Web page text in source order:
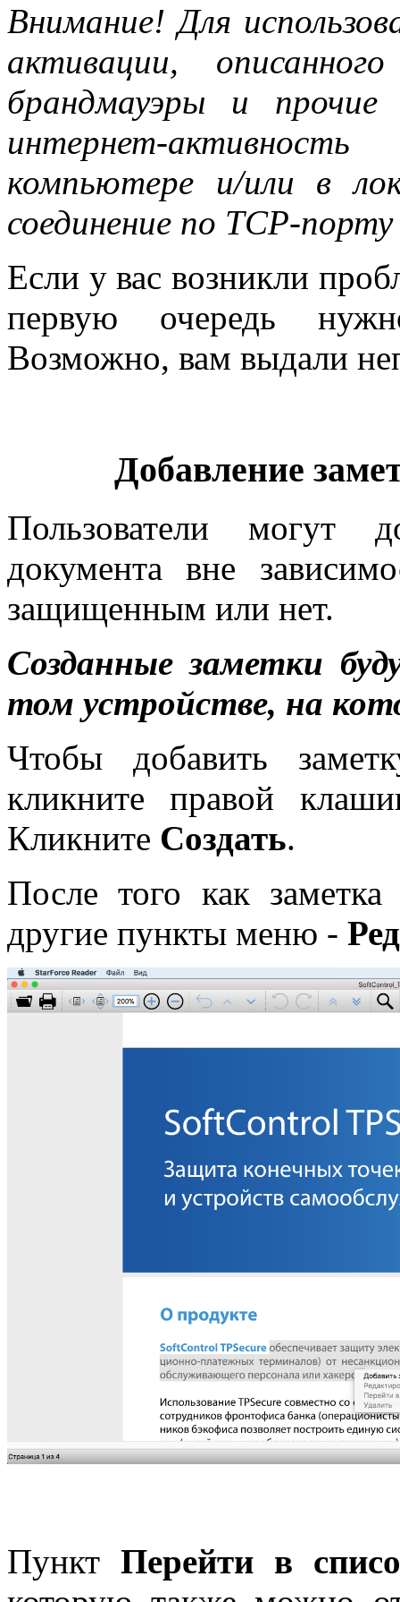
Внимание! Для
активации,
брандмауэры и прочие
интернет-
компьютере и/или в
соединение по TCP-
Если у вас возникли
первую очередь
Возможно, вам выдали
Добавление
Пользователи могут
документа вне
защищенным или нет.
Созданные заметки
том устройстве, на
Чтобы добавить
кликните правой
Кликните Создать.
После того как заметка
другие пункты меню -
Пункт Перейти в